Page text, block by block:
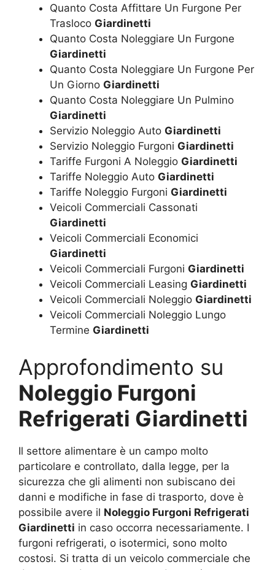
Quanto Costa Affittare Un Furgone Per
Trasloco Giardinetti
Quanto Costa Noleggiare Un Furgone
Giardinetti
Quanto Costa Noleggiare Un Furgone Per
Un Giorno Giardinetti
Quanto Costa Noleggiare Un Pulmino
Giardinetti
Servizio Noleggio Auto Giardinetti
Servizio Noleggio Furgoni Giardinetti
Tariffe Furgoni A Noleggio Giardinetti
Tariffe Noleggio Auto Giardinetti
Tariffe Noleggio Furgoni Giardinetti
Veicoli Commerciali Cassonati
Giardinetti
Veicoli Commerciali Economici
Giardinetti
Veicoli Commerciali Furgoni Giardinetti
Veicoli Commerciali Leasing Giardinetti
Veicoli Commerciali Noleggio Giardinetti
Veicoli Commerciali Noleggio Lungo
Termine Giardinetti
Approfondimento su
Noleggio Furgoni
Refrigerati Giardinetti
Il settore alimentare è un campo molto
particolare e controllato, dalla legge, per la
sicurezza che gli alimenti non subiscano dei
danni e modifiche in fase di trasporto, dove è
possibile avere il Noleggio Furgoni Refrigerati
Giardinetti in caso occorra necessariamente. I
furgoni refrigerati, o isotermici, sono molto
costosi. Si tratta di un veicolo commerciale che